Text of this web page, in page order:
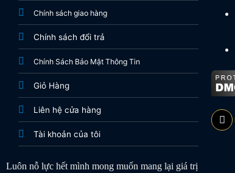
Chính sách giao hàng
Chính sách đổi trả
Chính Sách Bảo Mật Thông Tin
Giỏ Hàng
Liên hệ cửa hàng
Tài khoản của tôi
Luôn nỗ lực hết mình mong muốn mang lại giá trị